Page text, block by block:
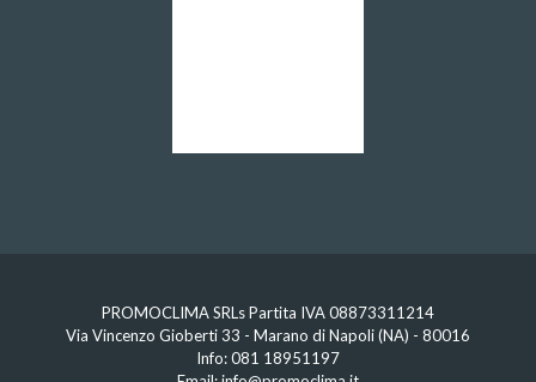
PROMOCLIMA SRLs Partita IVA 08873311214
Via Vincenzo Gioberti 33 - Marano di Napoli (NA) - 80016
Info:081 18951197